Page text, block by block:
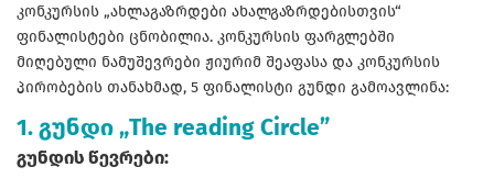
კონკურსის „ახლაგაზრდები ახალგაზრდებისთვის“
ფინალისტები ცნობილია. კონკურსის ფარგლებში
მიღებული ნამუშევრები ჟიურიმ შეაფასა და კონკურსის
პირობების თანახმად, 5 ფინალისტი გუნდი გამოავლინა:
1. გუნდი „The reading Circle”
გუნდის წევრები: